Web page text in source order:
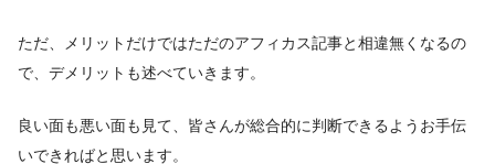
ただ、メリットだけではただのアフィカス記事と相違無くなるの
で、デメリットも述べていきます。
良い面も悪い面も見て、皆さんが総合的に判断できるようお手伝
いできればと思います。